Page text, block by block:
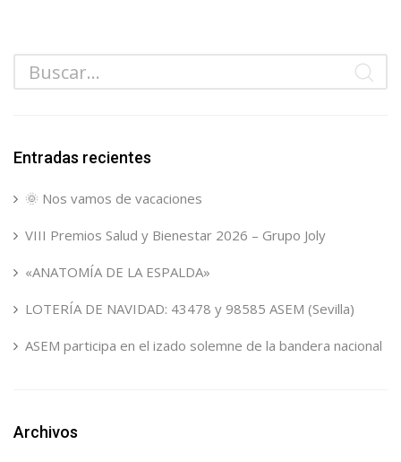
Entradas recientes
🌞 Nos vamos de vacaciones
VIII Premios Salud y Bienestar 2026 – Grupo Joly
«ANATOMÍA DE LA ESPALDA»
LOTERÍA DE NAVIDAD: 43478 y 98585 ASEM (Sevilla)
ASEM participa en el izado solemne de la bandera nacional
Archivos